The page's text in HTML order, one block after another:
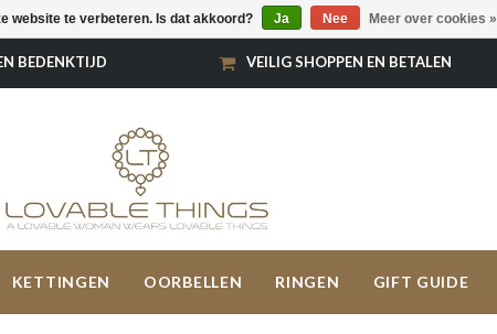
BEDENKTIJD VEILIG SHOPPEN EN BETALEN
KETTINGEN OORBELLEN RINGEN GIFT GUIDE
website te verbeteren. Is dat akkoord? Ja Nee Meer over cookies »